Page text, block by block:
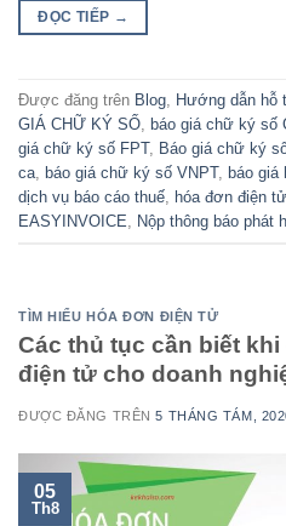
ĐỌC TIẾP →
Được đăng trên Blog Hướng dẫn hỗ
GIÁ CHỮ KÝ SỐ báo giá chữ ký số
giá chữ ký số FPT, Báo giá chữ ký
ca báo giá chữ ký số VNPT, báo giá
dịch vụ báo cáo thuế hóa đơn điện tử
EASYINVOICE
Nộp thông báo phát
TÌM HIỂU HÓA ĐƠN ĐIỆN TỬ
Các thủ tục cần biết
điện tử cho doanh
ĐƯỢC ĐĂNG TRÊN5 THÁNG TÁM,
05
Th8